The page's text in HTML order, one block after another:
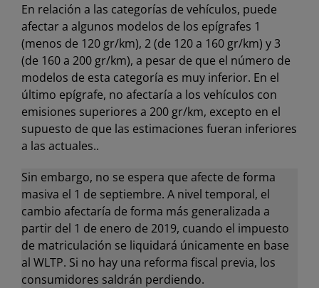
En relación a las categorías de vehículos, puede
afectar a algunos modelos de los epígrafes 1
(menos de 120 gr/km), 2 (de 120 a 160 gr/km) y 3
(de 160 a 200 gr/km), a pesar de que el número de
modelos de esta categoría es muy inferior. En el
último epígrafe, no afectaría a los vehículos con
emisiones superiores a 200 gr/km, excepto en el
supuesto de que las estimaciones fueran inferiores
a las actuales..
Sin embargo, no se espera que afecte de forma
masiva el 1 de septiembre. A nivel temporal, el
cambio afectaría de forma más generalizada a
partir del 1 de enero de 2019, cuando el impuesto
de matriculación se liquidará únicamente en base
al WLTP. Si no hay una reforma fiscal previa, los
consumidores saldrán perdiendo.